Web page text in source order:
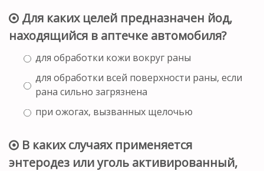
Для каких целей предназначен йод,
находящийся в аптечке автомобиля?
для обработки кожи вокруг раны
для обработки всей поверхности раны, если
рана сильно загрязнена
при ожогах, вызванных щелочью
В каких случаях применяется
энтеродез или уголь активированный,